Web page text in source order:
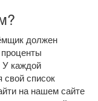
должен
У каждой
свой список
на нашем сайте